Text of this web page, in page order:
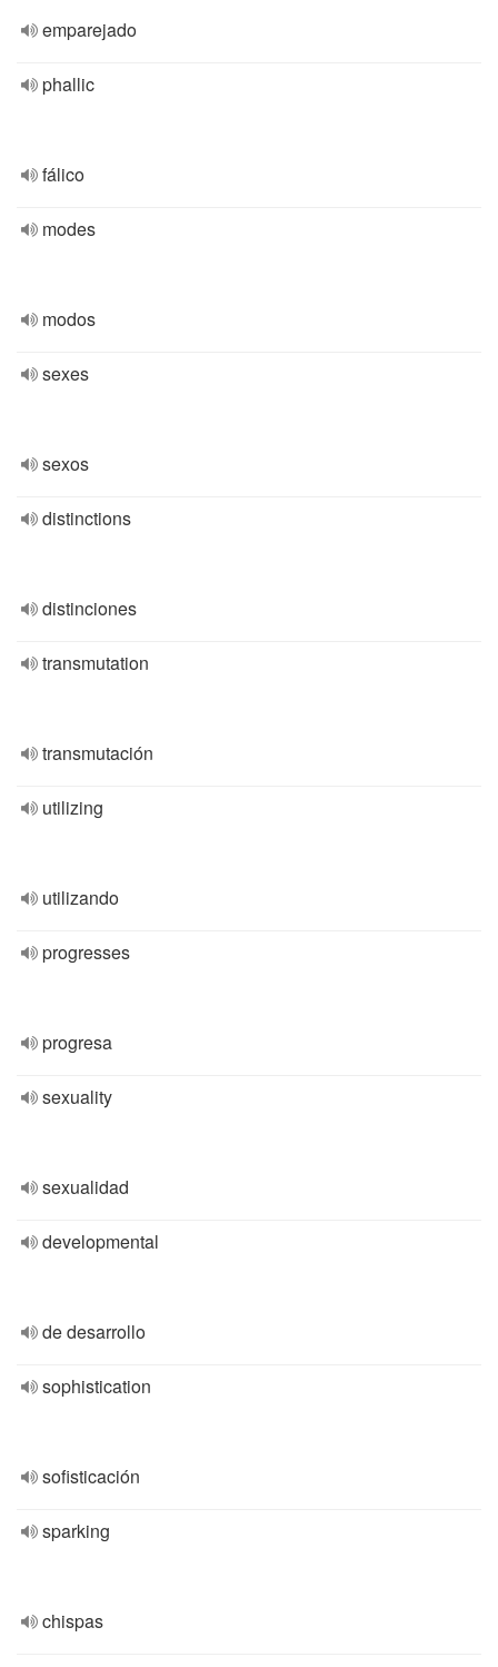
emparejado
phallic
fálico
modes
modos
sexes
sexos
distinctions
distinciones
transmutation
transmutación
utilizing
utilizando
progresses
progresa
sexuality
sexualidad
developmental
de desarrollo
sophistication
sofisticación
sparking
chispas